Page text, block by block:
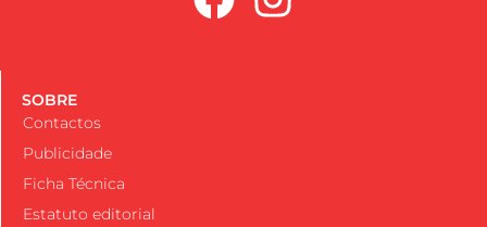
SOBRE
Contactos
Publicidade
Ficha Técnica
Estatuto editorial